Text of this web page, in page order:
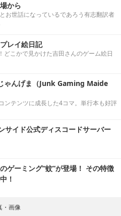
から
お世話になっているであろう有志翻訳者
レイ絵日記
どこかで見かけた吉田さんのゲーム絵日
ゃんげま（Junk Gaming Maide
ンテンツに成長した4コマ。単行本も好評
イド公式ディスコードサーバー
ゲーミング“蚊”が登場！ その特徴
！
・画像